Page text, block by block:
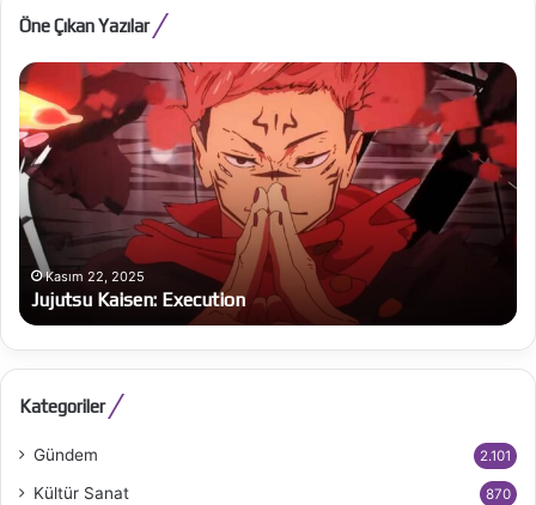
Öne Çıkan Yazılar
Jujutsu
Kaisen:
Execution
Kasım 22, 2025
Jujutsu Kaisen: Execution
Kategoriler
Gündem 2.101
Kültür Sanat 870